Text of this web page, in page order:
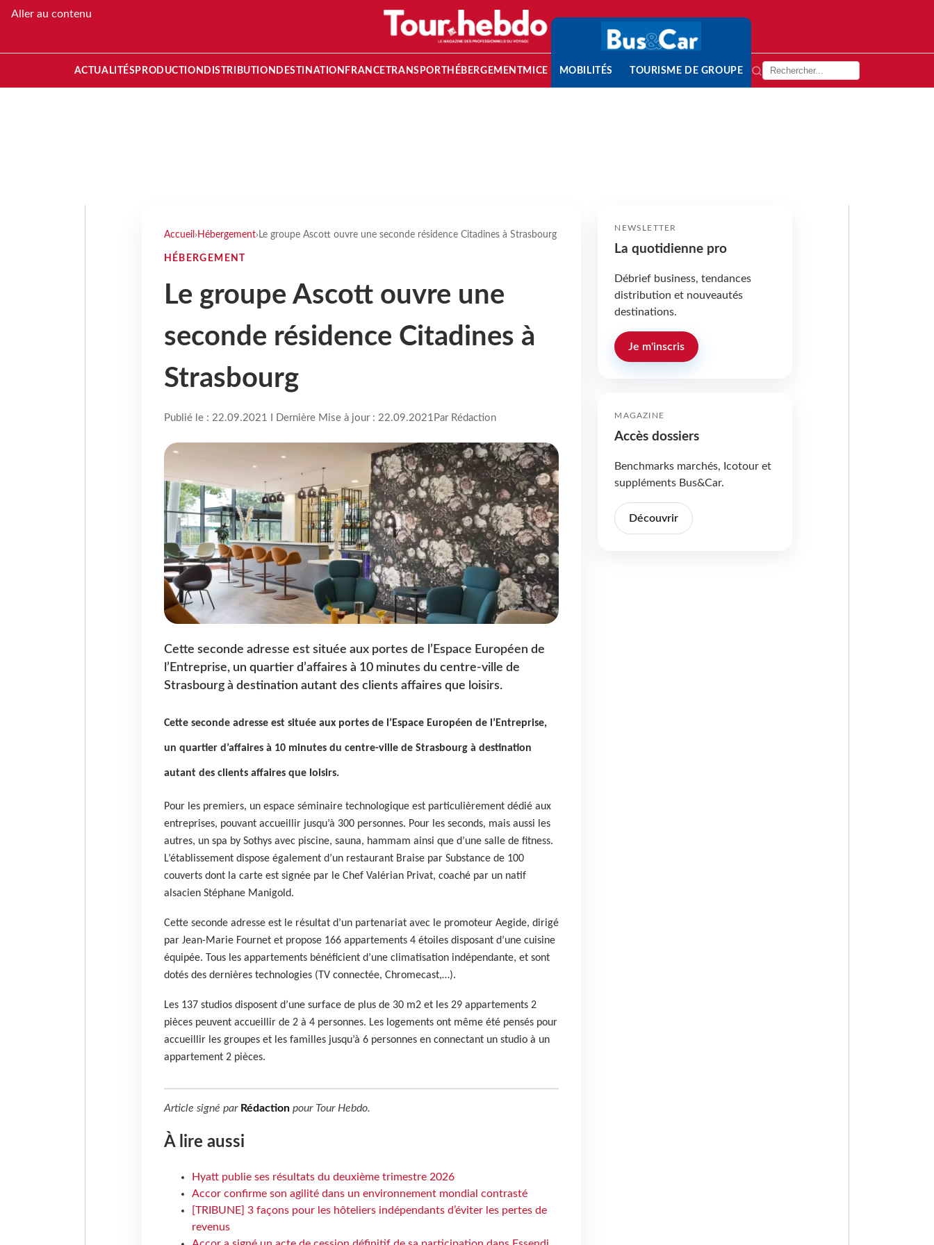
Aller au contenu
ACTUALITÉS PRODUCTION DISTRIBUTION DESTINATION FRANCETRANSPORT HÉBERGEMENTMICE MOBILITÉS TOURISME DE GROUPE
Accueil › Hébergement› Le groupe Ascott ouvre une seconde résidence Citadines à Strasbourg
HÉBERGEMENT
Le groupe Ascott ouvre une
seconde résidence Citadines à
Strasbourg
Publié le : 22.09.2021 I Dernière Mise à jour : 22.09.2021 Par Rédaction
Cette seconde adresse est située aux portes de l’Espace Européen de
l’Entreprise, un quartier d’affaires à 10 minutes du centre-ville de
Strasbourg à destination autant des clients affaires que loisirs.
Cette seconde adresse est située aux portes de l’Espace Européen de l’Entreprise,
un quartier d’affaires à 10 minutes du centre-ville de Strasbourg à destination
autant des clients affaires que loisirs.
Pour les premiers, un espace séminaire technologique est particulièrement dédié aux
entreprises, pouvant accueillir jusqu’à 300 personnes. Pour les seconds, mais aussi les
autres, un spa by Sothys avec piscine, sauna, hammam ainsi que d’une salle de fitness.
L’établissement dispose également d’un restaurant Braise par Substance de 100
couverts dont la carte est signée par le Chef Valérian Privat, coaché par un natif
alsacien Stéphane Manigold.
Cette seconde adresse est le résultat d’un partenariat avec le promoteur Aegide, dirigé
par Jean-Marie Fournet et propose 166 appartements 4 étoiles disposant d’une cuisine
équipée. Tous les appartements bénéficient d’une climatisation indépendante, et sont
dotés des dernières technologies (TV connectée, Chromecast,…).
Les 137 studios disposent d’une surface de plus de 30 m2 et les 29 appartements 2
pièces peuvent accueillir de 2 à 4 personnes. Les logements ont même été pensés pour
accueillir les groupes et les familles jusqu’à 6 personnes en connectant un studio à un
appartement 2 pièces.
Article signé par Rédactionpour Tour Hebdo.
À lire aussi
Hyatt publie ses résultats du deuxième trimestre 2026
Accor confirme son agilité dans un environnement mondial contrasté
[TRIBUNE] 3 façons pour les hôteliers indépendants d’éviter les pertes de
revenus
NEWSLETTER
La quotidienne pro
Débrief business, tendances
distribution et nouveautés
destinations.
Je m'inscris
MAGAZINE
Accès dossiers
Benchmarks marchés, Icotour et
suppléments Bus&Car.
Découvrir